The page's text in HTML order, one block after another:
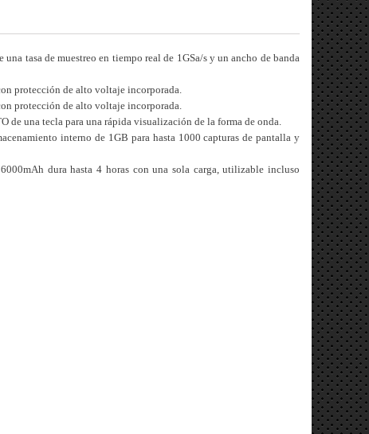
tasa de muestreo en tiempo real de 1GSa/s y un ancho de banda
protección de alto voltaje incorporada.
protección de alto voltaje incorporada.
una tecla para una rápida visualización de la forma de onda.
interno de 1GB para hasta 1000 capturas de pantalla y
dura hasta 4 horas con una sola carga, utilizable incluso